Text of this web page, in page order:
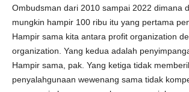
Ombudsman dari 2010 sampai 2022 dimana
mungkin hampir 100 ribu itu yang pertama
Hampir sama kita antara profit organization
organization. Yang kedua adalah
Hampir sama, pak. Yang ketiga tidak
penyalahgunaan wewenang sama tidak